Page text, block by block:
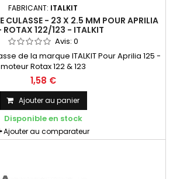
FABRICANT: ITALKIT
CULASSE - 23 X 2.5 MM POUR APRILIA
ROTAX 122/123 - ITALKIT
Avis: 0
de la marque ITALKIT Pour Aprilia 125 -
moteur Rotax 122 & 123
1,58 €
Ajouter au panier
Disponible en stock
Ajouter au comparateur